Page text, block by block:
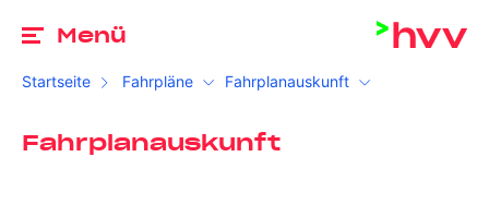
Menü
Startseite Fahrpläne Fahrplanauskunft
Fahrplanauskunft